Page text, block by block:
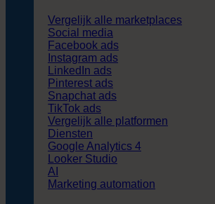
Vergelijk alle marketplaces
Social media
Facebook ads
Instagram ads
LinkedIn ads
Pinterest ads
Snapchat ads
TikTok ads
Vergelijk alle platformen
Diensten
Google Analytics 4
Looker Studio
AI
Marketing automation